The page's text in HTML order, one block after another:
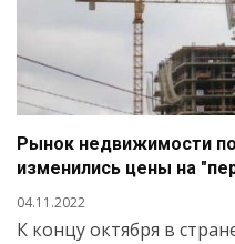
Рынок недвижимости
изменились цены на
04.11.2022
К концу октября в